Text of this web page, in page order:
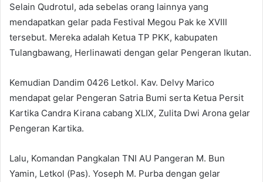
Selain Qudrotul, ada sebelas orang lainnya yang
mendapatkan gelar pada Festival Megou Pak ke XVIII
tersebut. Mereka adalah Ketua TP PKK, kabupaten
Tulangbawang, Herlinawati dengan gelar Pengeran Ikutan.
Kemudian Dandim 0426 Letkol. Kav. Delvy Marico
mendapat gelar Pengeran Satria Bumi serta Ketua Persit
Kartika Candra Kirana cabang XLIX, Zulita Dwi Arona gelar
Pengeran Kartika.
Lalu, Komandan Pangkalan TNI AU Pangeran M. Bun
Yamin, Letkol (Pas). Yoseph M. Purba dengan gelar